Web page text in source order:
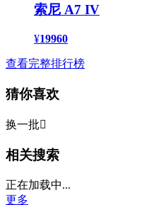
索尼 A7 IV
¥19960
查看完整排行榜
猜你喜欢
换一批
相关搜索
正在加载中...
更多